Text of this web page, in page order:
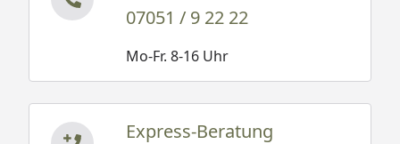
07051 / 9 22 22
Mo-Fr. 8-16 Uhr
Express-Beratung